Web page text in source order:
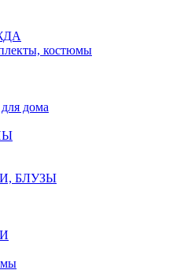
костюмы
дома
БЛУЗЫ